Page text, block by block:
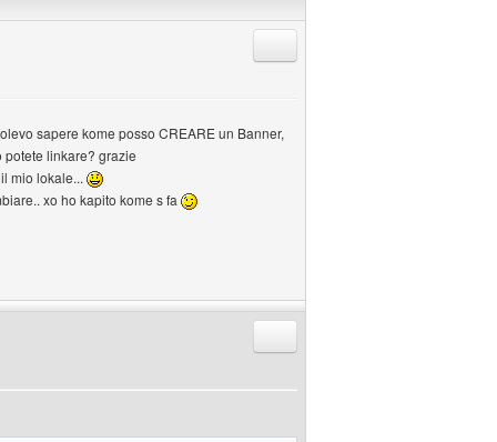
sapere kome posso CREARE un Banner,
potete linkare? grazie
mio lokale...
xo ho kapito kome s fa